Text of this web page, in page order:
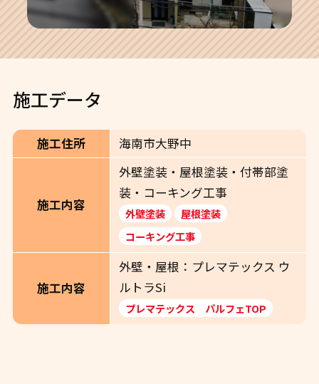
施工データ
施工住所 海南市大野中
施工内容
外壁塗装・屋根塗装・付帯部塗
装・コーキング工事
外壁塗装
屋根塗装
コーキング工事
施工内容
外壁・屋根：プレマテックス ウ
ルトラSi
プレマテックス パルフェTOP